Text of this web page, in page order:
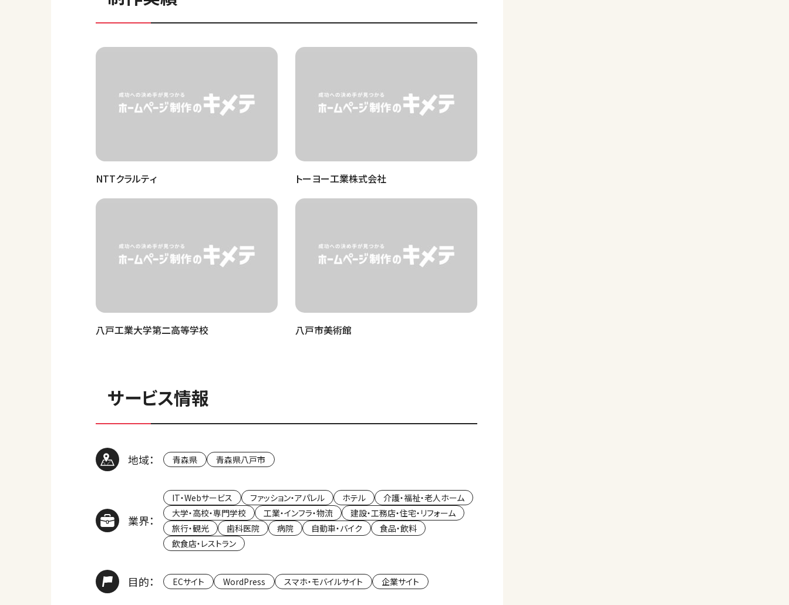
NTTクラルティ トーヨー工業株式会社
八戸工業大学第二高等学校 八戸市美術館
サービス情報
地域： 青森県 青森県八戸市
業界：
IT・Webサービス ファッション・アパレル ホテル
介護・福祉・老人ホーム
大学・高校・専門学校
工業・インフラ・物流
建設・工務店・住宅・リフォーム
旅行・観光
歯科医院 病院 自動車・バイク
食品・飲料
飲食店・レストラン
目的： ECサイト WordPress スマホ・モバイルサイト 企業サイト